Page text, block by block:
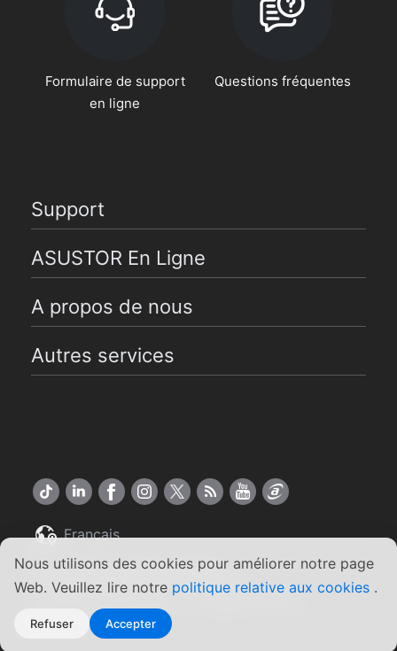
Nous utilisons des cookies pour améliorer notre page
Web. Veuillez lire notre politique relative aux cookies .
Refuser Accepter
Formulaire de support
en ligne
Questions fréquentes
Support
ASUSTOR En Ligne
A propos de nous
Autres services
Français
Copyright ©2026 ASUSTOR Inc.
Conditions générales |
Engagement de
confidentialité